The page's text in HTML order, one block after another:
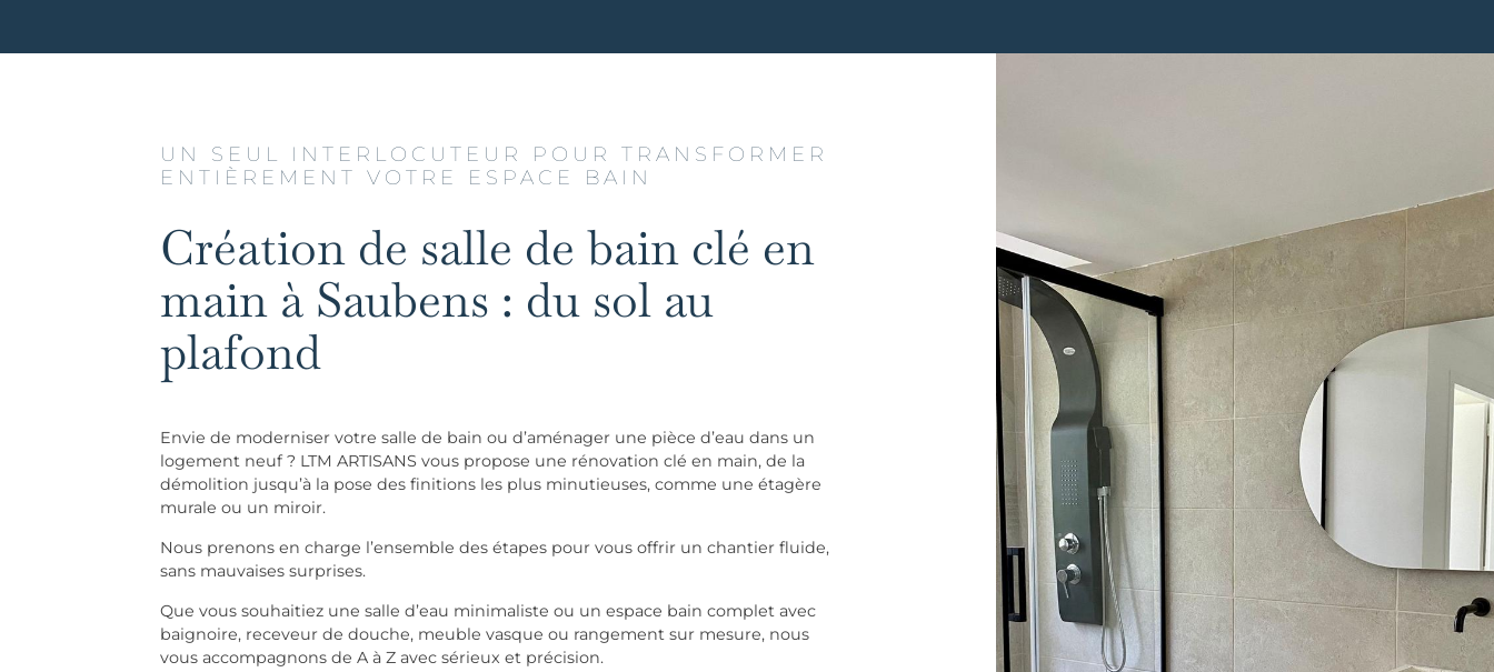
UN SEUL INTERLOCUTEUR POUR TRANSFORMER
ENTIÈREMENT VOTRE ESPACE BAIN
Création de salle de bain clé en
main à Saubens : du sol au
plafond
Envie de moderniser votre salle de bain ou d’aménager une pièce d’eau dans un
logement neuf ? LTM ARTISANS vous propose une rénovation clé en main, de la
démolition jusqu’à la pose des finitions les plus minutieuses, comme une étagère
murale ou un miroir.
Nous prenons en charge l’ensemble des étapes pour vous offrir un chantier fluide,
sans mauvaises surprises.
Que vous souhaitiez une salle d’eau minimaliste ou un espace bain complet avec
baignoire, receveur de douche, meuble vasque ou rangement sur mesure, nous
vous accompagnons de A à Z avec sérieux et précision.